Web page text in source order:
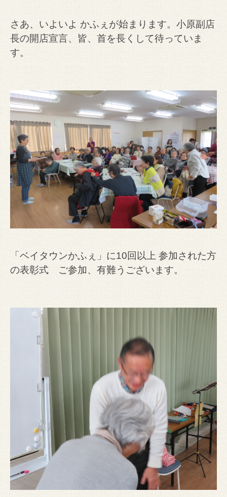
さあ、いよいよ かふぇが始まります。小原副店
長の開店宣言、皆、首を長くして待っていま
す。
「ベイタウンかふぇ」に10回以上 参加された方
の表彰式 ご参加、有難うございます。